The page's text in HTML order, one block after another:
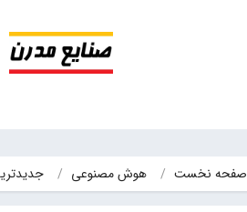
صفحه نخست هوش مصنوعی جدیدترین تبلت